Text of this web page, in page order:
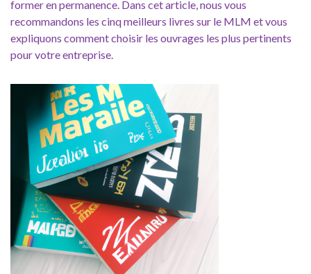
former en permanence. Dans cet article, nous vous
recommandons les cinq meilleurs livres sur le MLM et vous
expliquons comment choisir les ouvrages les plus pertinents
pour votre entreprise.